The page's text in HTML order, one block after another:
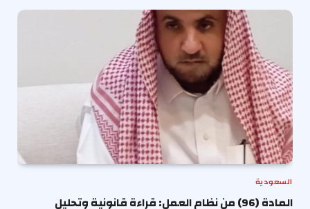
السعودية
المادة (96) من نظام العمل: قراءة قانونية وتحليل